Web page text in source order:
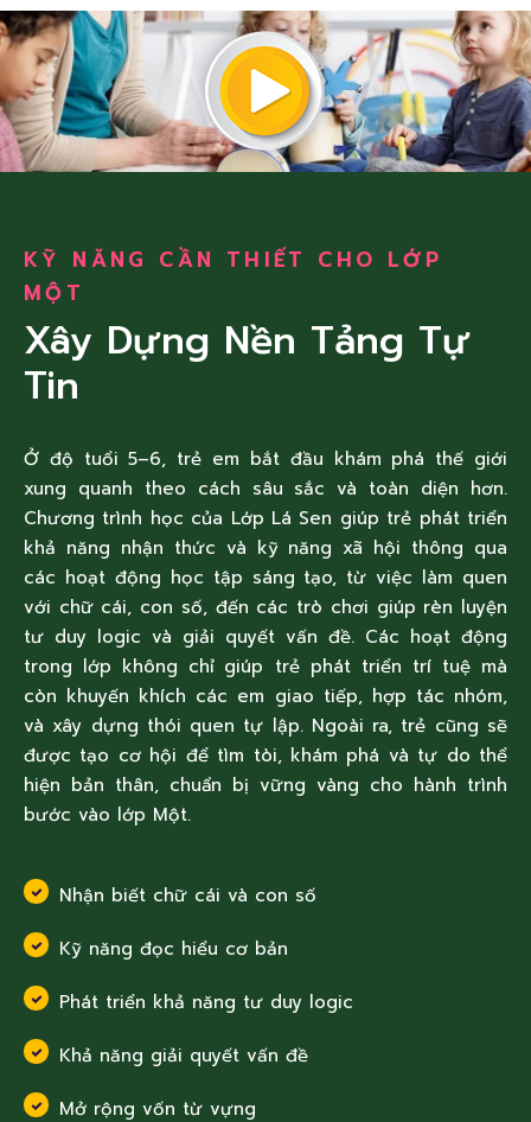
KỸ NĂNG CẦN THIẾT CHO LỚP
MỘT
Xây Dựng Nền Tảng Tự
Tin
Ở độ tuổi 5–6, trẻ em bắt đầu khám phá thế giới
xung quanh theo cách sâu sắc và toàn diện hơn.
Chương trình học của Lớp Lá Sen giúp trẻ phát triển
khả năng nhận thức và kỹ năng xã hội thông qua
các hoạt động học tập sáng tạo, từ việc làm quen
với chữ cái, con số, đến các trò chơi giúp rèn luyện
tư duy logic và giải quyết vấn đề. Các hoạt động
trong lớp không chỉ giúp trẻ phát triển trí tuệ mà
còn khuyến khích các em giao tiếp, hợp tác nhóm,
và xây dựng thói quen tự lập. Ngoài ra, trẻ cũng sẽ
được tạo cơ hội để tìm tòi, khám phá và tự do thể
hiện bản thân, chuẩn bị vững vàng cho hành trình
bước vào lớp Một.
Nhận biết chữ cái và con số
Kỹ năng đọc hiểu cơ bản
Phát triển khả năng tư duy logic
Khả năng giải quyết vấn đề
Mở rộng vốn từ vựng